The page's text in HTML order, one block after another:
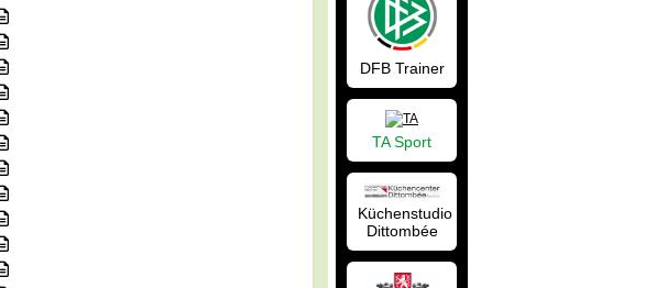
DFB Trainer
TA Sport
Küchenstudio
Dittombée